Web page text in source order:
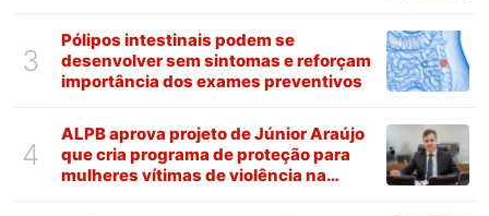
3
Pólipos intestinais podem se
desenvolver sem sintomas e reforçam
importância dos exames preventivos
4
ALPB aprova projeto de Júnior Araújo
que cria programa de proteção para
mulheres vítimas de violência na